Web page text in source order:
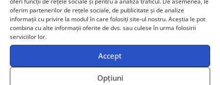
oferim partenerilor de rețele sociale, de publicitate și de analize
informații cu privire la modul în care folosiți site-ul nostru. Aceștia le pot
combina cu alte informații oferite de dvs. sau culese în urma folosirii
serviciilor lor.
Accept
Opțiuni
Concluzie: Integrarea AI si
cautarii vizuale – inevitabila
in comert